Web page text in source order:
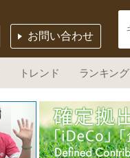
お問い合わせ
トレンド ランキング